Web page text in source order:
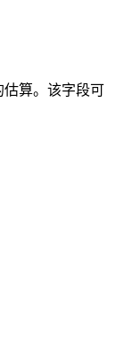
估算。该字段可